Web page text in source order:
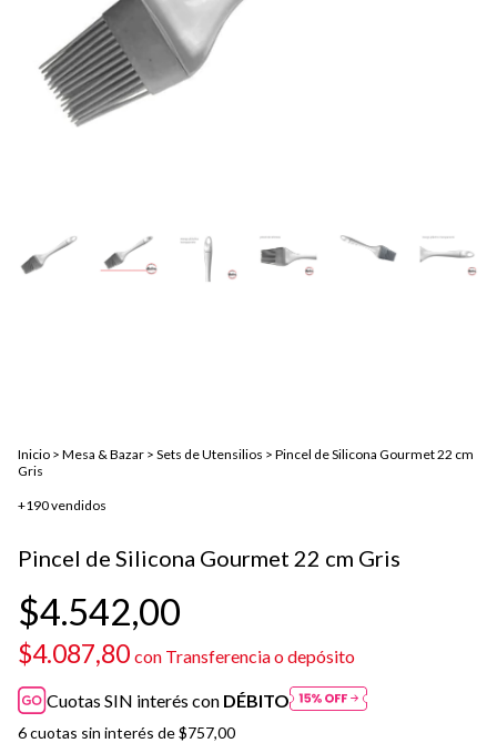
Inicio > Mesa & Bazar > Sets de Utensilios > Pincel de Silicona Gourmet 22 cm
Gris
+190 vendidos
Pincel de Silicona Gourmet 22 cm Gris
$4.542,00
$4.087,80 con Transferencia o depósito
Cuotas SIN interés con DÉBITO
6cuotas sin interés de$757,00